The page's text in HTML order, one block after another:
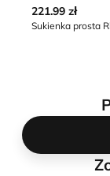
221.99 zł
Sukienka prosta